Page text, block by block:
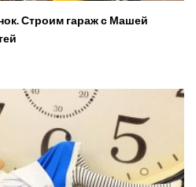
Строим гараж с Машей